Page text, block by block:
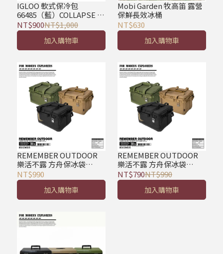
IGLOO 軟式保冷包
66485（藍）COLLAPSE &
COOL 12
NT$900NT$1,000
加入購物車
Mobi Garden 牧高笛 露營
保鮮長效冰桶
NT$630
加入購物車
REMEMBER OUTDOOR
樂活不露 方舟保冰袋
20L/30L/40L 露營 軟式保
冷包 保冰袋 保溫袋
NT$990
加入購物車
REMEMBER OUTDOOR
樂活不露 方舟保冰袋
20L/30L/40L 露營 軟式保
冷包 保冰袋 保溫袋
NT$790NT$990
加入購物車